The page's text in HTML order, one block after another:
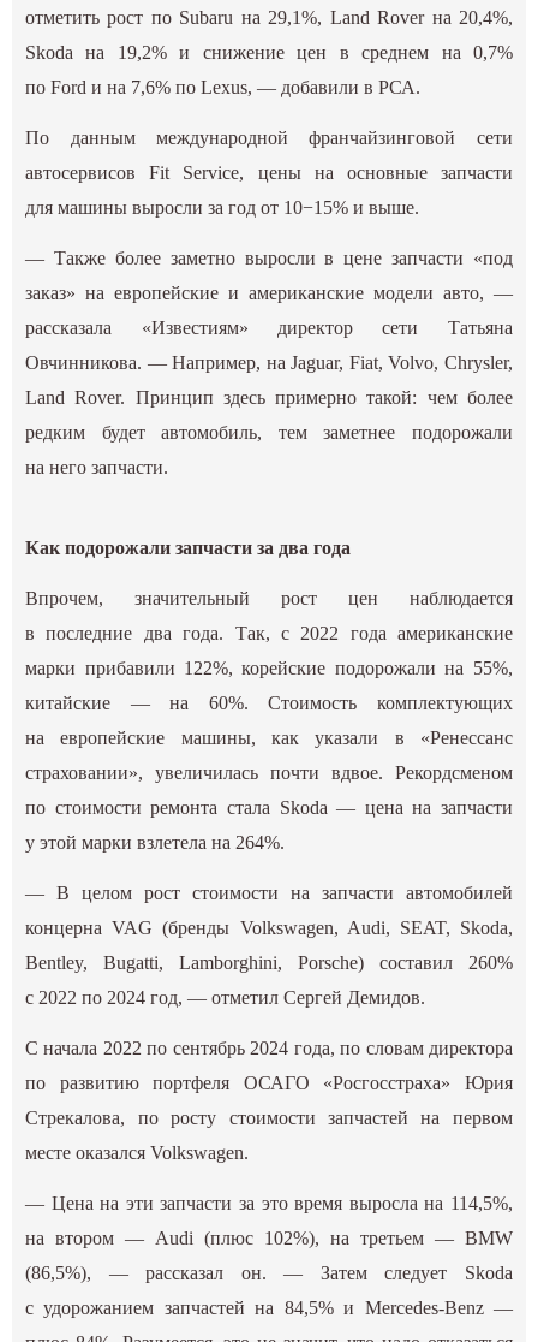
отметить рост по Subaru на 29,1%, Land Rover на 20,4%,
Skoda на 19,2% и снижение цен в среднем на 0,7%
по Ford и на 7,6% по Lexus, — добавили в РСА.
По данным международной франчайзинговой сети
автосервисов Fit Service, цены на основные запчасти
для машины выросли за год от 10−15% и выше.
— Также более заметно выросли в цене запчасти «под
заказ» на европейские и американские модели авто, —
рассказала «Известиям» директор сети Татьяна
Овчинникова. — Например, на Jaguar, Fiat, Volvo, Chrysler,
Land Rover. Принцип здесь примерно такой: чем более
редким будет автомобиль, тем заметнее подорожали
на него запчасти.
Как подорожали запчасти за два года
Впрочем, значительный рост цен наблюдается
в последние два года. Так, с 2022 года американские
марки прибавили 122%, корейские подорожали на 55%,
китайские — на 60%. Стоимость комплектующих
на европейские машины, как указали в «Ренессанс
страховании», увеличилась почти вдвое. Рекордсменом
по стоимости ремонта стала Skoda — цена на запчасти
у этой марки взлетела на 264%.
— В целом рост стоимости на запчасти автомобилей
концерна VAG (бренды Volkswagen, Audi, SEAT, Skoda,
Bentley, Bugatti, Lamborghini, Porsche) составил 260%
с 2022 по 2024 год, — отметил Сергей Демидов.
С начала 2022 по сентябрь 2024 года, по словам директора
по развитию портфеля ОСАГО «Росгосстраха» Юрия
Стрекалова, по росту стоимости запчастей на первом
месте оказался Volkswagen.
— Цена на эти запчасти за это время выросла на 114,5%,
на втором — Audi (плюс 102%), на третьем — BMW
(86,5%), — рассказал он. — Затем следует Skoda
с удорожанием запчастей на 84,5% и Mercedes-Benz —